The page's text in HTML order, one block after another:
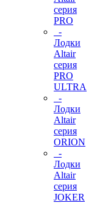
серия
PRO
-
Лодки
Altair
серия
PRO
ULTRA
-
Лодки
Altair
серия
ORION
-
Лодки
Altair
серия
JOKER